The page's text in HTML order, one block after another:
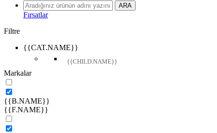
Fırsatlar
Filtre
{{CAT.NAME}}
{{CHILD.NAME}}
Markalar
{{B.NAME}}
{{F.NAME}}